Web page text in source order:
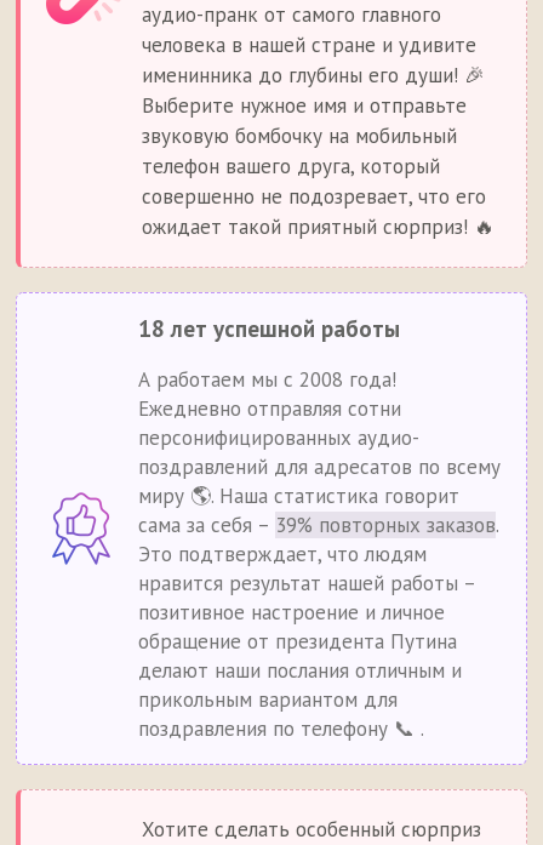
аудио-пранк от самого главного
человека в нашей стране и удивите
именинника до глубины его души! 🎉
Выберите нужное имя и отправьте
звуковую бомбочку на мобильный
телефон вашего друга, который
совершенно не подозревает, что его
ожидает такой приятный сюрприз! 🔥
18 лет успешной работы
А работаем мы с 2008 года!
Ежедневно отправляя сотни
персонифицированных аудио-
поздравлений для адресатов по всему
миру 🌎. Наша статистика говорит
сама за себя – 39% повторных заказов.
Это подтверждает, что людям
нравится результат нашей работы –
позитивное настроение и личное
обращение от президента Путина
делают наши послания отличным и
прикольным вариантом для
поздравления по телефону 📞 .
Хотите сделать особенный сюрприз